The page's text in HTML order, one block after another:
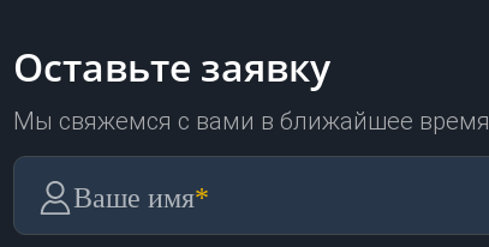
Оставьте заявку
Мы свяжемся с вами в ближайшее время
Ваше имя*